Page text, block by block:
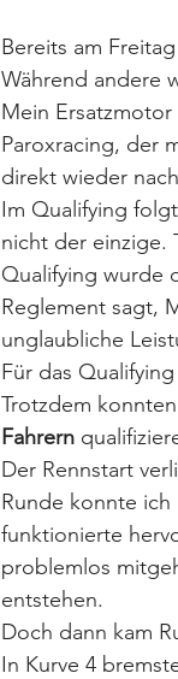
Bereits am
Während andere
Mein
Paroxracing, der
direkt wieder
Im Qualifying
nicht der einzige.
Qualifying wurde
Reglement sagt,
unglaubliche
Für das
Trotzdem
Fahrern
Der Rennstart
Runde konnte ich
funktionierte
problemlos
entstehen.
Doch dann kam
In Kurve 4